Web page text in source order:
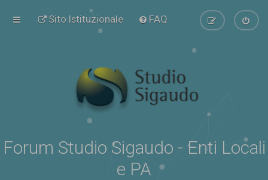
Sito Istituzionale FAQ
Forum Studio Sigaudo - Enti Locali
e PA